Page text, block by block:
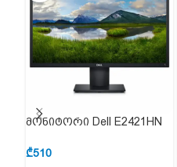
მონიტორი Dell E2421HN
₾510